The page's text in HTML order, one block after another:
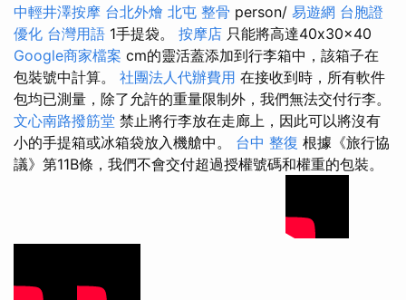
中輕井澤按摩 台北外燴 北屯 整骨 person/ 易遊網 台胞證
優化 台灣用語 1手提袋。 按摩店 只能將高達40x30x40
Google商家檔案 cm的靈活蓋添加到行李箱中，該箱子在
包裝號中計算。 社團法人代辦費用 在接收到時，所有軟件
包均已測量，除了允許的重量限制外，我們無法交付行李。
文心南路撥筋堂 禁止將行李放在走廊上，因此可以將沒有
小的手提箱或冰箱袋放入機艙中。 台中 整復 根據《旅行協
議》第11B條，我們不會交付超過授權號碼和權重的包裝。